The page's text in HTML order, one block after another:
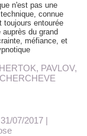
n'est pas une
connue
toujours entourée
du grand
méfiance, et
, PAVLOV,
07/2017 |